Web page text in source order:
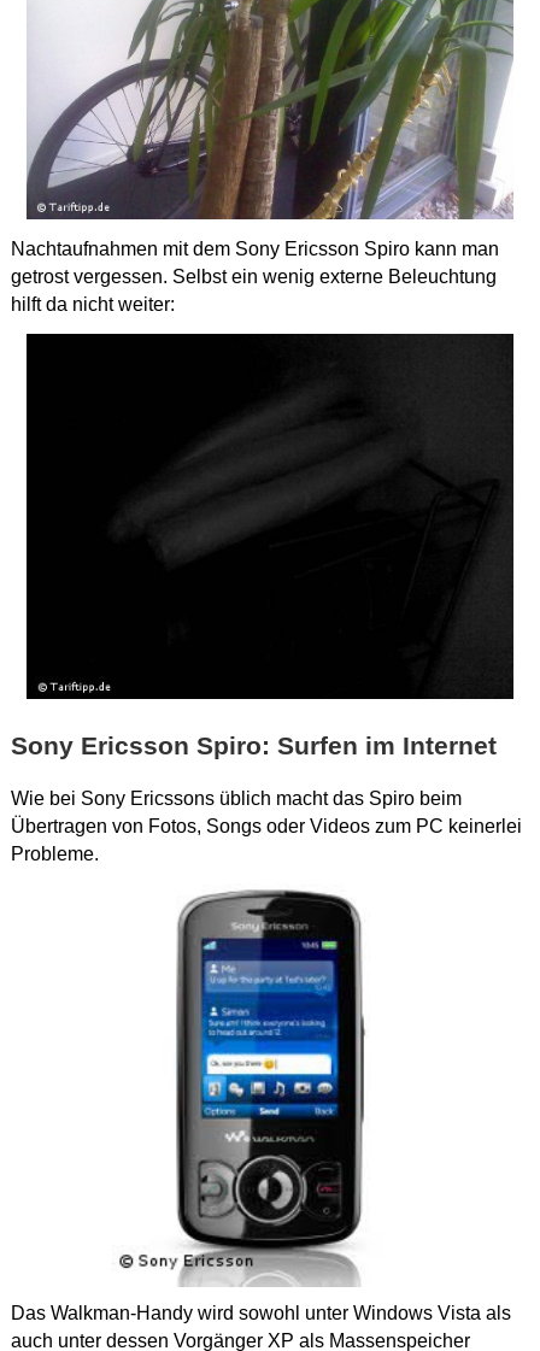
Nachtaufnahmen mit dem Sony Ericsson Spiro kann man
getrost vergessen. Selbst ein wenig externe Beleuchtung
hilft da nicht weiter:
Sony Ericsson Spiro: Surfen im Internet
Wie bei Sony Ericssons üblich macht das Spiro beim
Übertragen von Fotos, Songs oder Videos zum PC keinerlei
Probleme.
Das Walkman-Handy wird sowohl unter Windows Vista als
auch unter dessen Vorgänger XP als Massenspeicher